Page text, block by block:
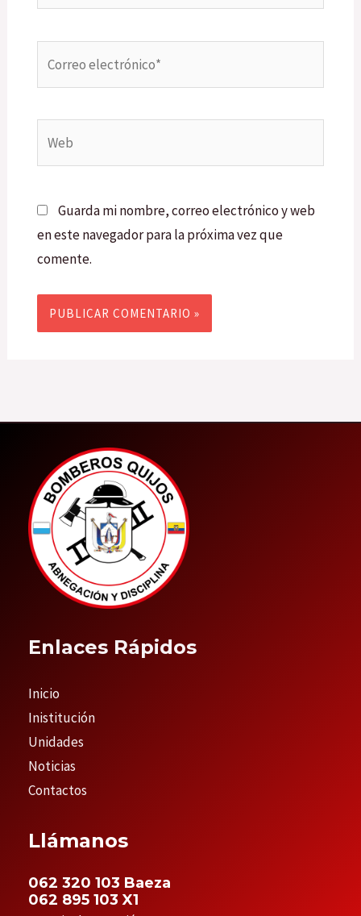
Guarda mi nombre, correo electrónico y web
en este navegador para la próxima vez que
comente.
Enlaces Rápidos
Inicio
Inistitución
Unidades
Noticias
Contactos
Llámanos
062 320 103 Baeza
062 895 103 X1